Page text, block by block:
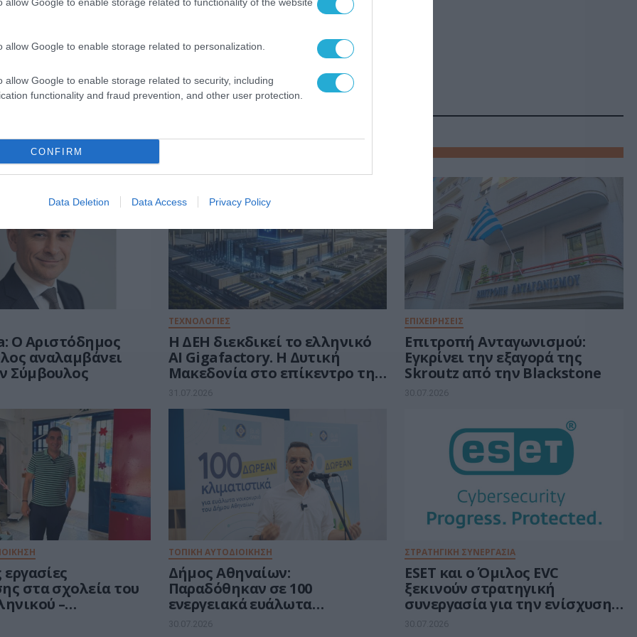
allow Google to enable storage related to personalization.
allow Google to enable storage related to security, including
functionality and fraud prevention, and other user protection.
CONFIRM
Data Deletion Data Access Privacy Policy
τεχνολογίας στη εποχή της Τεχνητής Νοημοσύνης.»
Ο Αριστόδημος
αναλαμβάνει
Σύμβουλος
ΤΕΧΝΟΛΟΓΙΕΣ
Η ΔΕΗ διεκδικεί το ελληνικό
AI Gigafactory. Η Δυτική
Μακεδονία στο επίκεντρο της
ευρωπαϊκής μάχης των 30 δισ.
ευρώ για την Τεχνητή
Νοημοσύνη
31.07.2026
ΕΠΙΧΕΙΡΗΣΕΙΣ
Επιτροπή Ανταγωνισμού:
Εγκρίνει την εξαγορά της
Skroutz από την Blackstone
30.07.2026
εργασίες
στα σχολεία του
–
ΤΟΠΙΚΗ ΑΥΤΟΔΙΟΙΚΗΣΗ
Δήμος Αθηναίων:
Παραδόθηκαν σε 100
ενεργειακά ευάλωτα
νοικοκυριά τα vouchers για
30.07.2026
ΣΤΡΑΤΗΓΙΚΗ ΣΥΝΕΡΓΑΣΙΑ
ESET και ο Όμιλος EVC
ξεκινούν στρατηγική
συνεργασία για την ενίσχυση
της ανθεκτικότητας της
30.07.2026